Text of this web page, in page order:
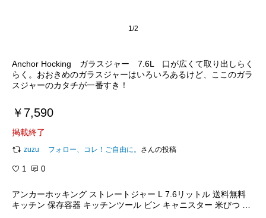
1/2
Anchor Hocking ガラスジャー 7.6L 口が広くて取り出しらく
らく。おおきめのガラスジャーはいろいろあるけど、ここのガラ
スジャーのカタチが一番すき！
￥7,590
掲載終了
zuzu フォロー、コレ！ご自由に。 さんの投稿
1 0
アンカーホッキング ストレートジャー L 7.6リットル 送料無料
キッチン 保存容器 キッチンツール ビン キャニスター 米びつ ナ